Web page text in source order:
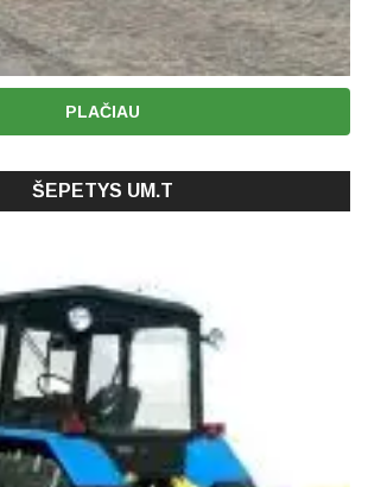
PLAČIAU
ŠEPETYS UM.T